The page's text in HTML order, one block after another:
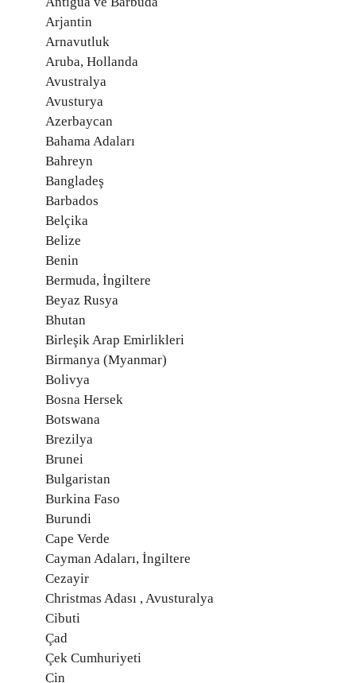
Arjantin
Arnavutluk
Aruba, Hollanda
Avustralya
Avusturya
Azerbaycan
Bahama Adaları
Bahreyn
Bangladeş
Barbados
Belçika
Belize
Benin
Bermuda, İngiltere
Beyaz Rusya
Bhutan
Birleşik Arap Emirlikleri
Birmanya (Myanmar)
Bolivya
Bosna Hersek
Botswana
Brezilya
Brunei
Bulgaristan
Burkina Faso
Burundi
Cape Verde
Cayman Adaları, İngiltere
Cezayir
Christmas Adası , Avusturalya
Cibuti
Çad
Çek Cumhuriyeti
Çin